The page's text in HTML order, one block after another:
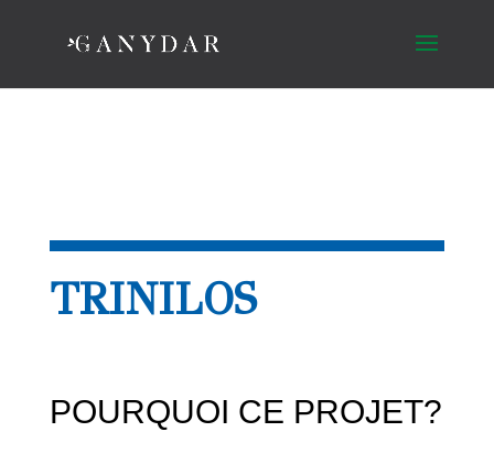
TRINILOS
POURQUOI CE PROJET?